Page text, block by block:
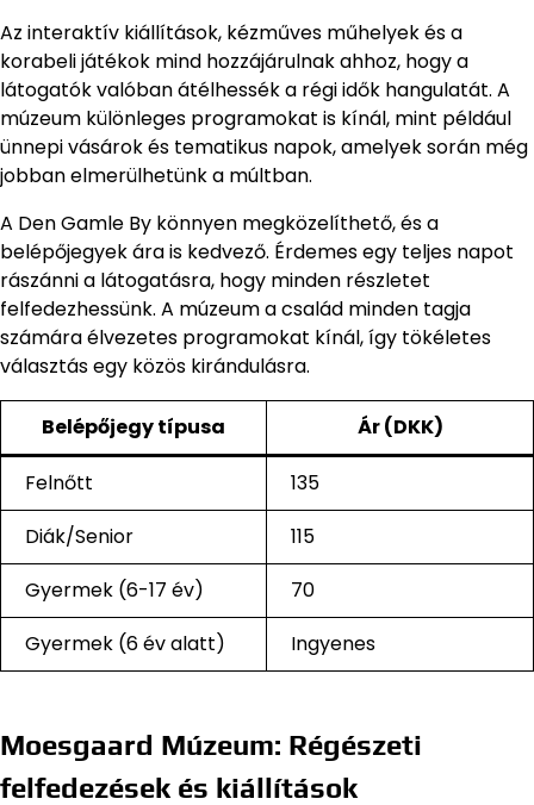
Az interaktív kiállítások, kézműves műhelyek és a
korabeli játékok mind hozzájárulnak ahhoz, hogy a
látogatók valóban átélhessék a régi idők hangulatát. A
múzeum különleges programokat is kínál, mint például
ünnepi vásárok és tematikus napok, amelyek során még
jobban elmerülhetünk a múltban.
A Den Gamle By könnyen megközelíthető, és a
belépőjegyek ára is kedvező. Érdemes egy teljes napot
rászánni a látogatásra, hogy minden részletet
felfedezhessünk. A múzeum a család minden tagja
számára élvezetes programokat kínál, így tökéletes
választás egy közös kirándulásra.
Belépőjegy típusa Ár (DKK)
Felnőtt
135
Diák/Senior
115
Gyermek (6-17 év)
70
Gyermek (6 év alatt)
Ingyenes
Moesgaard Múzeum: Régészeti
felfedezések és kiállítások